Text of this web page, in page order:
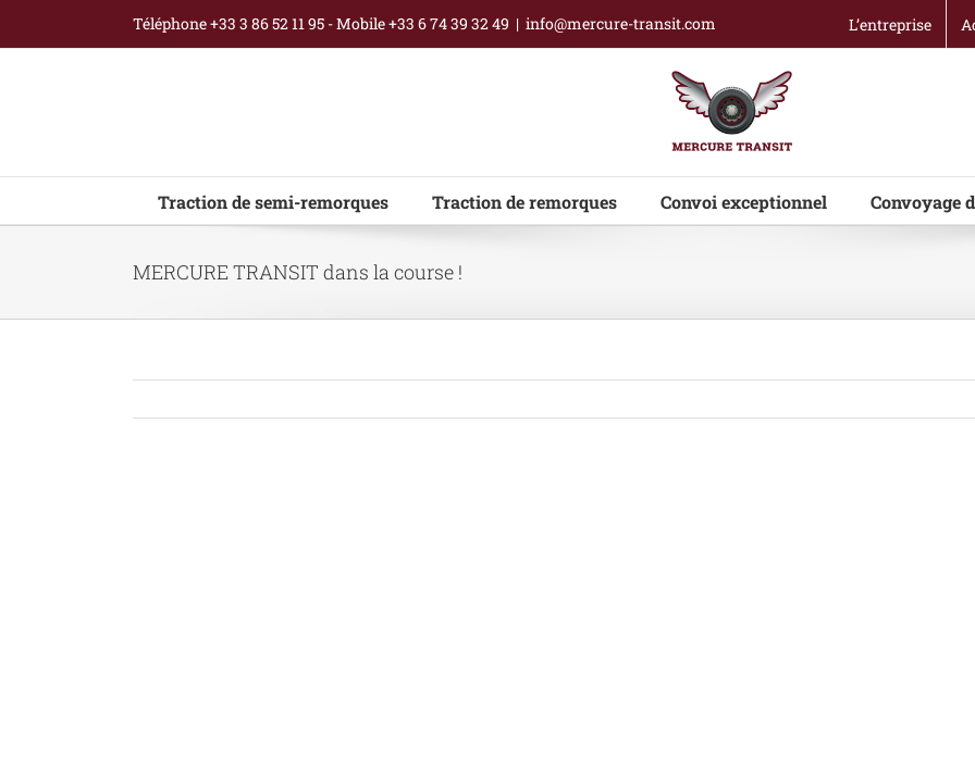
au
Téléphone +33 3 86 52 11 95 - Mobile +33 6 74 39 32 49 | info@mercure-transit.com L’entreprise
Traction de semi-remorques Traction de remorques Convoi exceptionnel Convoyage
MERCURE TRANSIT dans la course !